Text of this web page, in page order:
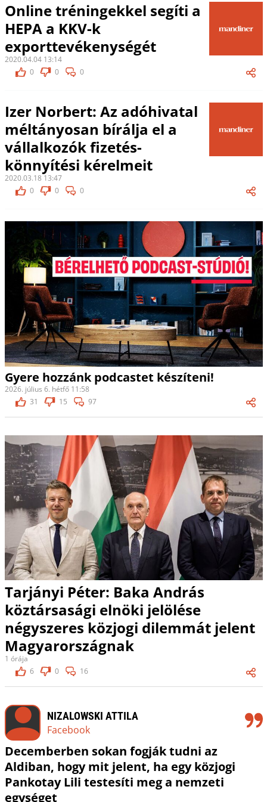
Online tréningekkel segíti a
HEPA a KKV-k
exporttevékenységét
2020.04.04 13:14
0
0 0
Izer Norbert: Az adóhivatal
méltányosan bírálja el a
vállalkozók fizetés-
könnyítési kérelmeit
2020.03.18 13:47
0
0 0
Gyere hozzánk podcastet készíteni!
2026. július 6. hétfő 11:58
31
15 97
Tarjányi Péter: Baka András
köztársasági elnöki jelölése
négyszeres közjogi dilemmát jelent
Magyarországnak
1 órája
6
0 16
NIZALOWSKI ATTILA
Facebook
Decemberben sokan fogják tudni az
Aldiban, hogy mit jelent, ha egy közjogi
Pankotay Lili testesíti meg a nemzeti
egységet